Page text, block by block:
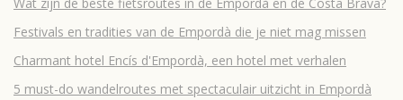
Festivals en tradities van de Empordà die je niet mag missen
Charmant hotel Encís d'Empordà, een hotel met verhalen
5 must-do wandelroutes met spectaculair uitzicht in Empordà